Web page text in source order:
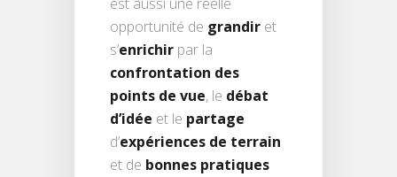
opportunité de grandir et
s’enrichir par la
confrontation des
points de vue, le débat
d’idée et le partage
d’expériences de terrain
et de bonnes pratiques